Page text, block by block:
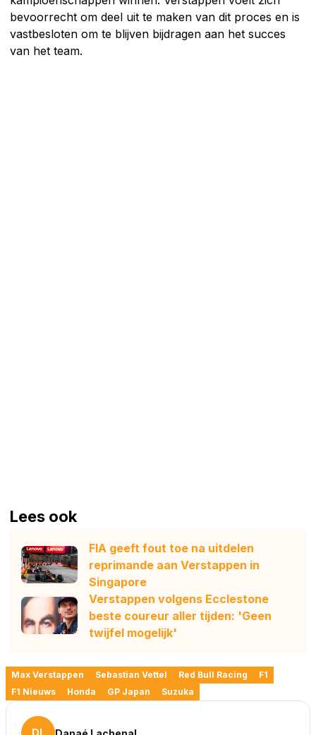
bevoorrecht om deel uit te maken van dit proces en is
vastbesloten om te blijven bijdragen aan het succes
van het team.
Lees ook
FIA geeft fout toe na uitdelen
reprimande aan Verstappen in
Singapore
Verstappen volgens Ecclestone
beste coureur aller tijden: 'Geen
twijfel mogelijk'
Max Verstappen Sebastian Vettel Red Bull Racing
F1
F1 Nieuws
Honda GP Japan Suzuka
DL